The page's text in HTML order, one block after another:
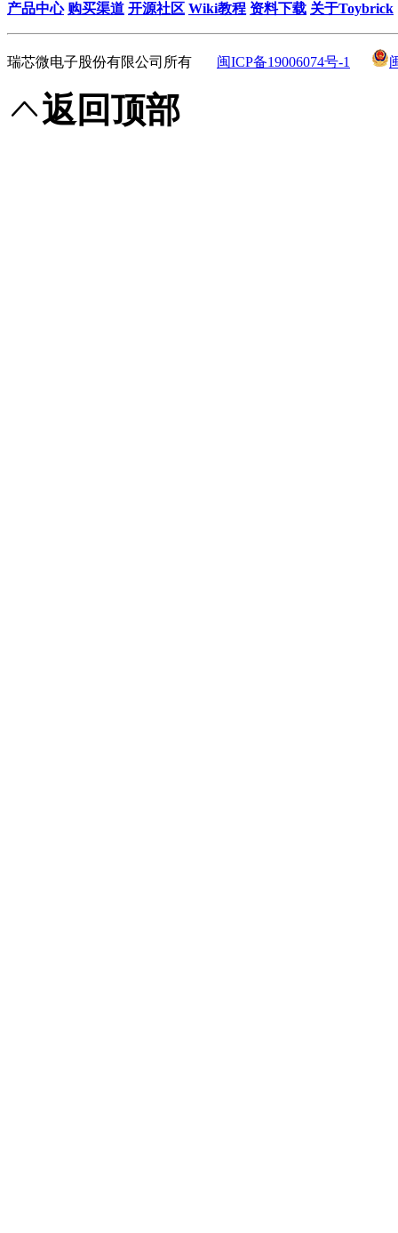
产品中心 购买渠道 开源社区 Wiki教程 资料下载 关于Toybrick
瑞芯微电子股份有限公司所有 闽ICP备19006074号-1
返回顶部